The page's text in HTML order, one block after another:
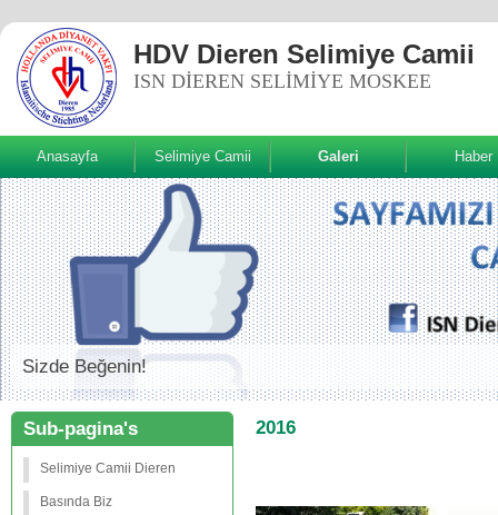
HDV Dieren Selimiye Camii
ISN DIEREN SELIMIYE MOSKEE
Anasayfa Selimiye Camii Galeri Haber
Sizde Beğenin!
Sub-pagina's
Selimiye Camii Dieren
Basında Biz
2016